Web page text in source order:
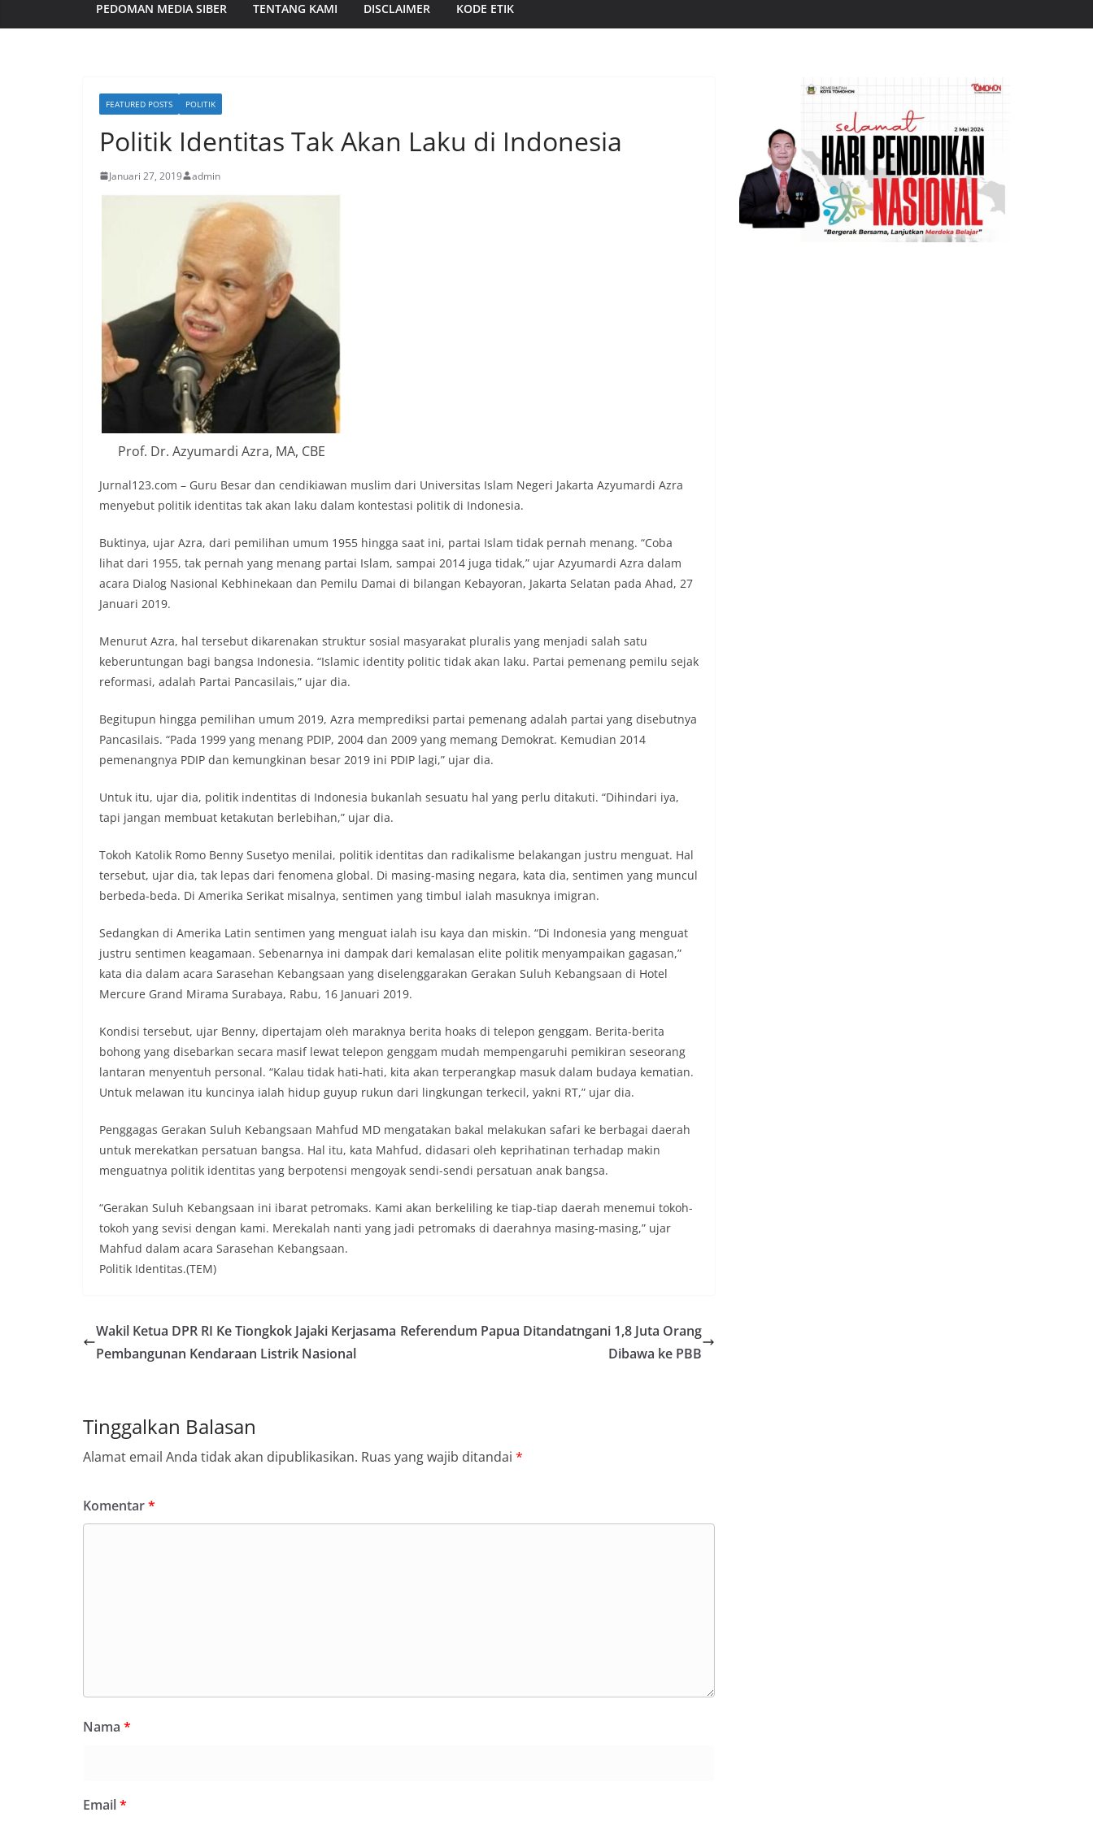
PEDOMAN MEDIA SIBER TENTANG KAMI DISCLAIMER KODE ETIK
FEATURED POSTS POLITIK
Politik Identitas Tak Akan Laku di Indonesia
Januari 27, 2019 admin
Prof. Dr. Azyumardi Azra, MA, CBE
Jurnal123.com – Guru Besar dan cendikiawan muslim dari Universitas Islam Negeri Jakarta Azyumardi Azra
menyebut politik identitas tak akan laku dalam kontestasi politik di Indonesia.
Buktinya, ujar Azra, dari pemilihan umum 1955 hingga saat ini, partai Islam tidak pernah menang. “Coba
lihat dari 1955, tak pernah yang menang partai Islam, sampai 2014 juga tidak,” ujar Azyumardi Azra dalam
acara Dialog Nasional Kebhinekaan dan Pemilu Damai di bilangan Kebayoran, Jakarta Selatan pada Ahad, 27
Januari 2019.
Menurut Azra, hal tersebut dikarenakan struktur sosial masyarakat pluralis yang menjadi salah satu
keberuntungan bagi bangsa Indonesia. “Islamic identity politic tidak akan laku. Partai pemenang pemilu sejak
reformasi, adalah Partai Pancasilais,” ujar dia.
Begitupun hingga pemilihan umum 2019, Azra memprediksi partai pemenang adalah partai yang disebutnya
Pancasilais. “Pada 1999 yang menang PDIP, 2004 dan 2009 yang memang Demokrat. Kemudian 2014
pemenangnya PDIP dan kemungkinan besar 2019 ini PDIP lagi,” ujar dia.
Untuk itu, ujar dia, politik indentitas di Indonesia bukanlah sesuatu hal yang perlu ditakuti. “Dihindari iya,
tapi jangan membuat ketakutan berlebihan,” ujar dia.
Tokoh Katolik Romo Benny Susetyo menilai, politik identitas dan radikalisme belakangan justru menguat. Hal
tersebut, ujar dia, tak lepas dari fenomena global. Di masing-masing negara, kata dia, sentimen yang muncul
berbeda-beda. Di Amerika Serikat misalnya, sentimen yang timbul ialah masuknya imigran.
Sedangkan di Amerika Latin sentimen yang menguat ialah isu kaya dan miskin. “Di Indonesia yang menguat
justru sentimen keagamaan. Sebenarnya ini dampak dari kemalasan elite politik menyampaikan gagasan,”
kata dia dalam acara Sarasehan Kebangsaan yang diselenggarakan Gerakan Suluh Kebangsaan di Hotel
Mercure Grand Mirama Surabaya, Rabu, 16 Januari 2019.
Kondisi tersebut, ujar Benny, dipertajam oleh maraknya berita hoaks di telepon genggam. Berita-berita
bohong yang disebarkan secara masif lewat telepon genggam mudah mempengaruhi pemikiran seseorang
lantaran menyentuh personal. “Kalau tidak hati-hati, kita akan terperangkap masuk dalam budaya kematian.
Untuk melawan itu kuncinya ialah hidup guyup rukun dari lingkungan terkecil, yakni RT,” ujar dia.
Penggagas Gerakan Suluh Kebangsaan Mahfud MD mengatakan bakal melakukan safari ke berbagai daerah
untuk merekatkan persatuan bangsa. Hal itu, kata Mahfud, didasari oleh keprihatinan terhadap makin
menguatnya politik identitas yang berpotensi mengoyak sendi-sendi persatuan anak bangsa.
“Gerakan Suluh Kebangsaan ini ibarat petromaks. Kami akan berkeliling ke tiap-tiap daerah menemui tokoh-
tokoh yang sevisi dengan kami. Merekalah nanti yang jadi petromaks di daerahnya masing-masing,” ujar
Mahfud dalam acara Sarasehan Kebangsaan.
Politik Identitas.(TEM)
Wakil Ketua DPR RI Ke Tiongkok Jajaki Kerjasama
Pembangunan Kendaraan Listrik Nasional
Referendum Papua Ditandatngani 1,8 Juta Orang
Dibawa ke PBB
Tinggalkan Balasan
Alamat email Anda tidak akan dipublikasikan. Ruas yang wajib ditandai *
Komentar*
Nama *
Email*